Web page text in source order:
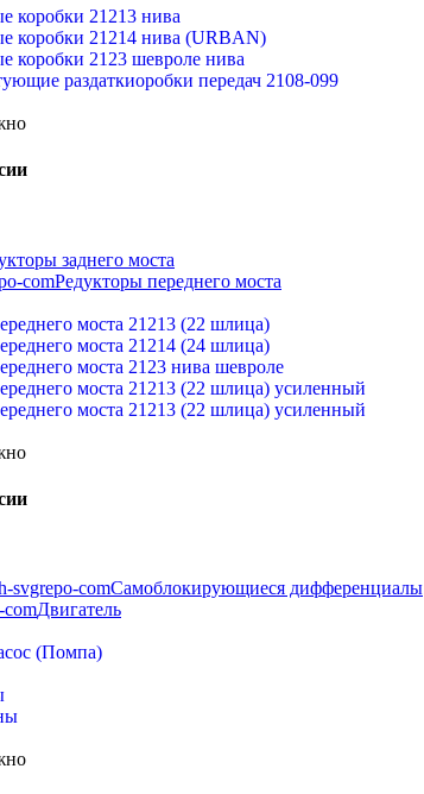
коробки 21213 нива
коробки 21214 нива (URBAN)
коробки 2123 шевроле нива
раздаткиоробки передач 2108-099
заднего моста
Редукторы переднего моста
моста 21213 (22 шлица)
моста 21214 (24 шлица)
моста 2123 нива шевроле
моста 21213 (22 шлица) усиленный
моста 21213 (22 шлица) усиленный
Самоблокирующиеся дифференциалы
Двигатель
(Помпа)